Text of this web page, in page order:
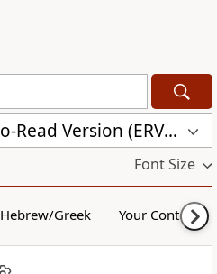
Punjabi Bible: Easy-to-Read Version (ERV-PA)
Font Size
Hebrew/Greek Your Content